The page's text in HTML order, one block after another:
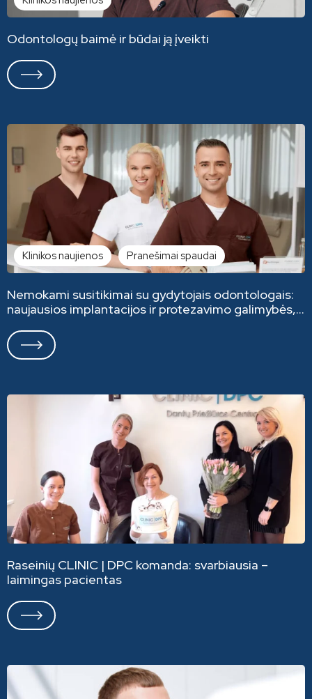
Odontologų baimė ir būdai ją įveikti
Klinikos naujienos Pranešimai spaudai
Nemokami susitikimai su gydytojais odontologais:
naujausios implantacijos ir protezavimo galimybės,
Raseinių CLINIC | DPC komanda: svarbiausia –
laimingas pacientas